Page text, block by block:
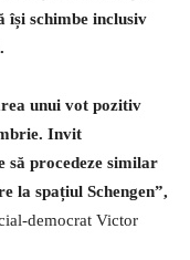
își schimbe inclusiv
unui vot pozitiv
Invit
să procedeze similar
la spațiul Schengen”,
democrat Victor